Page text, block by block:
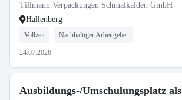
Tillmann Verpackungen Schmalkalden GmbH
Hallenberg
Vollzeit Nachhaltiger Arbeitgeber
24.07.2026
Ausbildungs-/Umschulungsplatz als